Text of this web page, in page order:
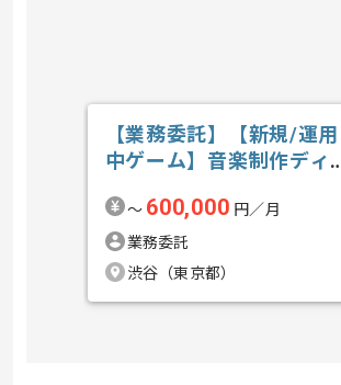
【業務委託】【新規/運用
中ゲーム】音楽制作ディ
〜 600,000 円／月
業務委託
渋谷（東京都）